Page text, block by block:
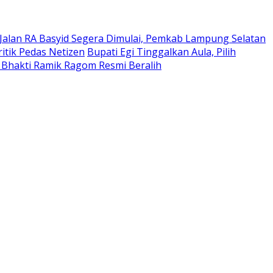
RA Basyid Segera Dimulai, Pemkab Lampung Selatan
Pedas Netizen Bupati Egi Tinggalkan Aula, Pilih
Ramik Ragom Resmi Beralih